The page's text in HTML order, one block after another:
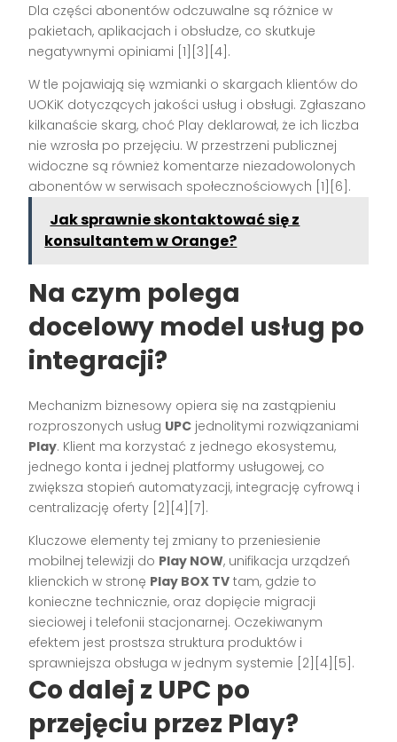
Dla części abonentów odczuwalne są różnice w
pakietach, aplikacjach i obsłudze, co skutkuje
negatywnymi opiniami [1][3][4].
W tle pojawiają się wzmianki o skargach klientów do
UOKiK dotyczących jakości usług i obsługi. Zgłaszano
kilkanaście skarg, choć Play deklarował, że ich liczba
nie wzrosła po przejęciu. W przestrzeni publicznej
widoczne są również komentarze niezadowolonych
abonentów w serwisach społecznościowych [1][6].
Jak sprawnie skontaktować się z
konsultantem w Orange?
Na czym polega
docelowy model usług po
integracji?
Mechanizm biznesowy opiera się na zastąpieniu
rozproszonych usług UPC jednolitymi rozwiązaniami
Play. Klient ma korzystać z jednego ekosystemu,
jednego konta i jednej platformy usługowej, co
zwiększa stopień automatyzacji, integrację cyfrową i
centralizację oferty [2][4][7].
Kluczowe elementy tej zmiany to przeniesienie
mobilnej telewizji do Play NOW, unifikacja urządzeń
klienckich w stronę Play BOX TV tam, gdzie to
konieczne technicznie, oraz dopięcie migracji
sieciowej i telefonii stacjonarnej. Oczekiwanym
efektem jest prostsza struktura produktów i
sprawniejsza obsługa w jednym systemie [2][4][5].
Co dalej z UPC po
przejęciu przez Play?